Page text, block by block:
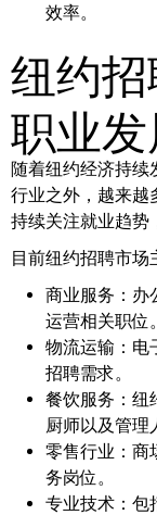
效率。
纽约
职业
随着纽约经济持续
行业之外，越来越
持续关注就业趋势
目前纽约招聘市场
商业服务： 办
运营相关职位。
物流运输： 电
招聘需求。
餐饮服务： 纽
厨师以及管理
零售行业： 商
务岗位。
专业技术： 包